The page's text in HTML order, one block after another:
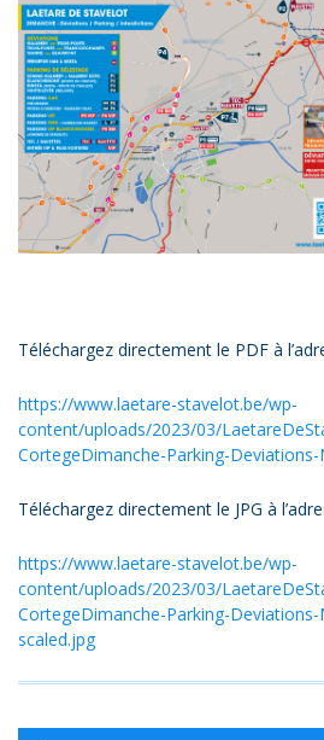
Téléchargez directement le PDF à
https://www.laetare-stavelot.be/wp-
content/uploads/2023/03/
CortegeDimanche-Parking-
Téléchargez directement le JPG à
https://www.laetare-stavelot.be/wp-
content/uploads/2023/03/
CortegeDimanche-Parking-
scaled.jpg